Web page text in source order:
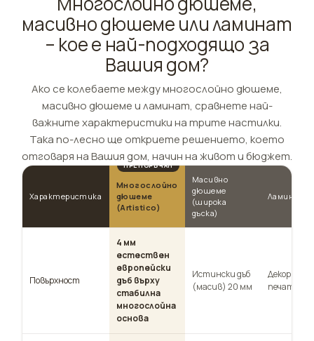
масивно дюшеме или ламинат
– кое е най-подходящо за
Вашия дом?
Ако се колебаете между многослойно дюшеме,
масивно дюшеме и ламинат, сравнете най-
важните характеристики на трите настилки.
Така по-лесно ще откриете решението, което
отговаря на Вашия дом, начин на живот и бюджет.
Характеристика
Многослойно
дюшеме
(Artistico)
Масивно
дюшеме
(широка
дъска)
Ламинат
Повърхност
4 мм
естествен
европейски
дъб върху
стабилна
многослойна
основа
Истински дъб
(масив) 20 мм
Декор
печат